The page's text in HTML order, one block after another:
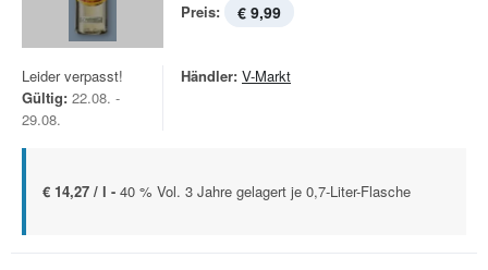
Preis: € 9,99
Leider verpasst!
Gültig: 22.08. -
29.08.
Händler: V-Markt
€ 14,27 / l - 40 % Vol. 3 Jahre gelagert je 0,7-Liter-Flasche